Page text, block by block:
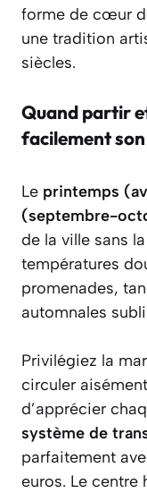
forme de cœur
une tradition
siècles.
Quand partir
facilement
Le printemps
(septembre-
de la ville sans
températures
promenades,
automnales
Privilégiez la
circuler
d’apprécier
système de
parfaitement
euros. Le